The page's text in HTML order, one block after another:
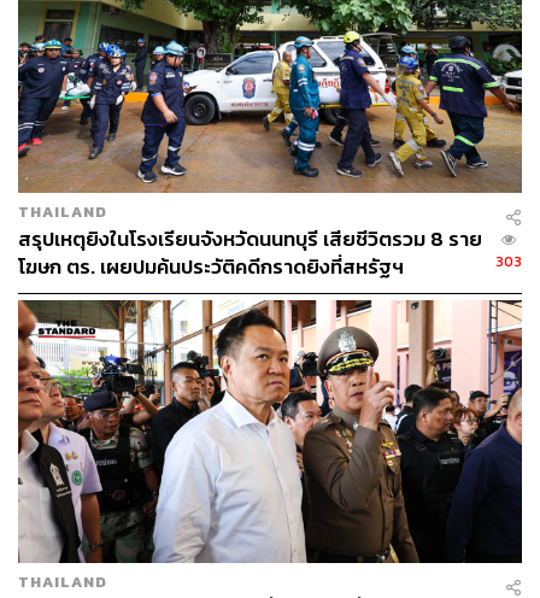
ABOUT THE AUTHOR
THE STANDARD TEAM
กองบรรณาธิการ THE STANDARD
THAILAND
สรุปเหตุยิงในโรงเรียนจังหวัดนนทบุรี เสียชีวิตรวม 8 ราย
โฆษก ตร. เผยปมค้นประวัติคดีกราดยิงที่สหรัฐฯ
303
THAILAND